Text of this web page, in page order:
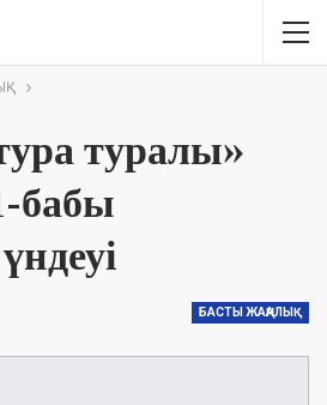
туралы»
бабы
БАСТЫ ЖАҢАЛЫҚ